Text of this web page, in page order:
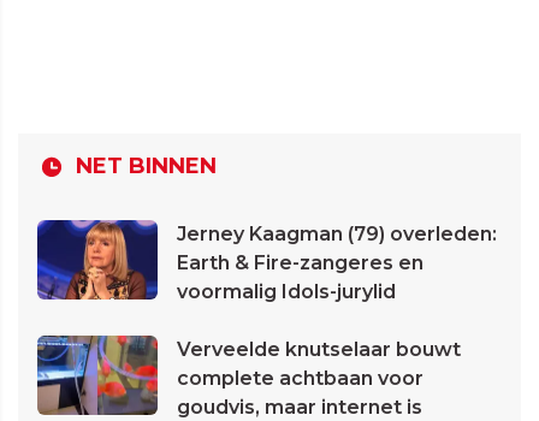
NET BINNEN
Jerney Kaagman (79) overleden:
Earth & Fire-zangeres en
voormalig Idols-jurylid
Verveelde knutselaar bouwt
complete achtbaan voor
goudvis, maar internet is